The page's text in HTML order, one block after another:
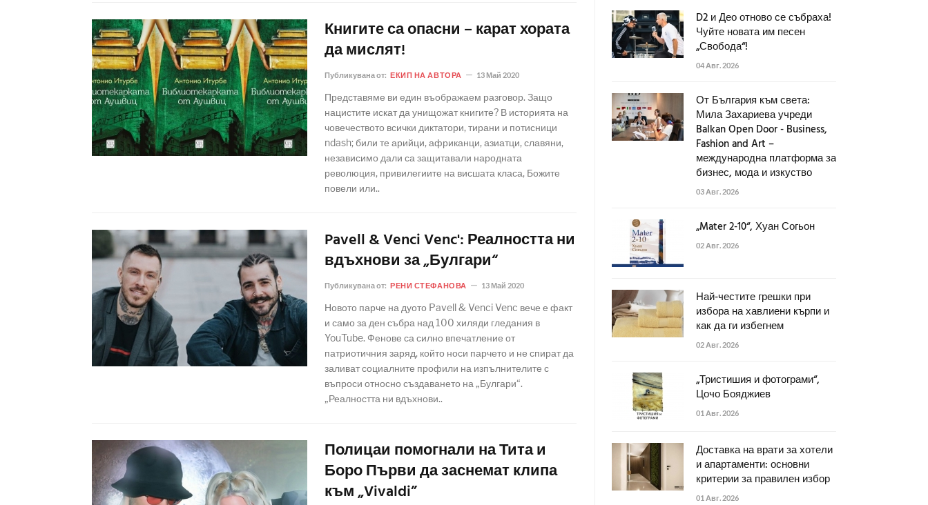
Книгите са опасни – карат хората
да мислят!
Публикувана от: ЕКИП НА АВТОРА 13 Май 2020
Представяме ви един въображаем разговор. Защо
нацистите искат да унищожат книгите? В историята на
човечеството всички диктатори, тирани и потисници
ndash; били те арийци, африканци, азиатци, славяни,
независимо дали са защитавали народната
революция, привилегиите на висшата класа, Божите
повели или..
Pavell & Venci Venc': Реалността ни
вдъхнови за „Булгари“
Публикувана от: РЕНИ СТЕФАНОВА 13 Май 2020
Новото парче на дуото Pavell & Venci Venc вече е факт
и само за ден събра над 100 хиляди гледания в
YouTube. Фенове са силно впечатление от
патриотичния заряд, който носи парчето и не спират да
заливат социалните профили на изпълнителите с
въпроси относно създаването на „Булгари“.
„Реалността ни вдъхнови..
Полицаи помогнали на Тита и
Боро Първи да заснемат клипа
към „Vivaldi”
D2 и Део отново се събраха!
Чуйте новата им песен
„Свобода“!
04 Авг. 2026
От България към света:
Мила Захариева учреди
Balkan Open Door - Business,
Fashion and Art –
международна платформа за
бизнес, мода и изкуство
03 Авг. 2026
„Mater 2-10“, Хуан Согьон
02 Авг. 2026
Най-честите грешки при
избора на хавлиени кърпи и
как да ги избегнем
02 Авг. 2026
„Тристишия и фотограми“,
Цочо Бояджиев
01 Авг. 2026
Доставка на врати за хотели
и апартаменти: основни
критерии за правилен избор
01 Авг. 2026